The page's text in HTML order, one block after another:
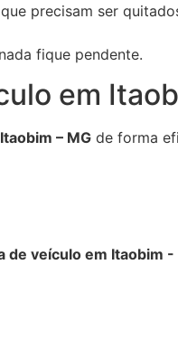
precisam ser
fique pendente.
em
– MG de forma
de veículo em Itaobim -